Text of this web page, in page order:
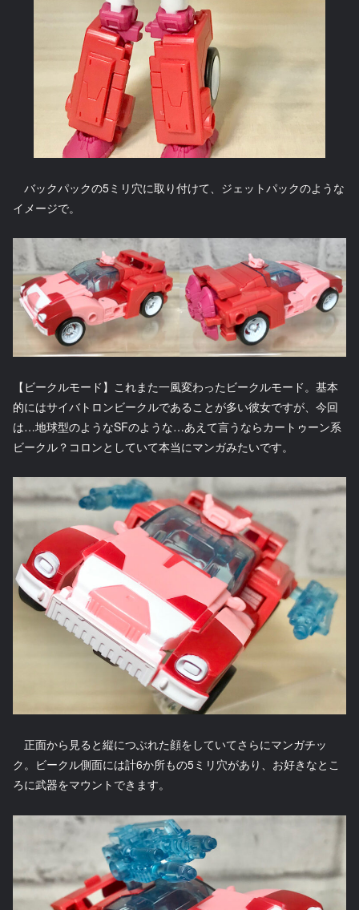
バックパックの5ミリ穴に取り付けて、ジェットパックのような
イメージで。
【ビークルモード】これまた一風変わったビークルモード。基本
的にはサイバトロンビークルであることが多い彼女ですが、今回
は…地球型のようなSFのような…あえて言うならカートゥーン系
ビークル？コロンとしていて本当にマンガみたいです。
正面から見ると縦につぶれた顔をしていてさらにマンガチッ
ク。ビークル側面には計6か所もの5ミリ穴があり、お好きなとこ
ろに武器をマウントできます。